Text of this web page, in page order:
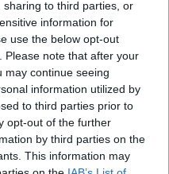
to third parties, or
information for
use the below opt-out
Please note that after your
may continue seeing
information utilized by
to third parties prior to
opt-out of the further
by third parties on the
This information may
men
sättas upp här nere
nätt och rymmer
ett helt rum är också
video-set för att filma
i lägenheten och jag